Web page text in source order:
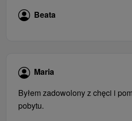
Beata
Maria
Byłem zadowolony z chęci i
pobytu.